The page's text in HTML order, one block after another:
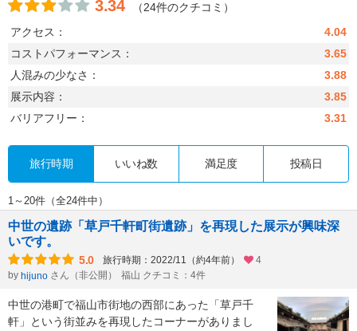
3.34
（24件のクチコミ）
アクセス：
4.04
コストパフォーマンス：
3.65
人混みの少なさ：
3.88
展示内容：
3.85
バリアフリー：
3.31
旅行時期 いいね数 満足度 投稿日
1～20件（全24件中）
中世の遺跡「草戸千軒町街遺跡」を再現した展示が興味深
いです。
5.0 旅行時期：2022/11（約4年前）
4
by hijuno さん（非公開） 福山 クチコミ：4件
中世の港町で福山市街地の西部にあった「草戸千
軒」という街並みを再現したコーナーがありまし